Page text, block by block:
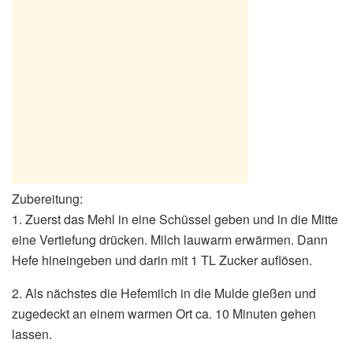
Zubereitung:
1. Zuerst das Mehl in eine Schüssel geben und in die Mitte
eine Vertiefung drücken. Milch lauwarm erwärmen. Dann
Hefe hineingeben und darin mit 1 TL Zucker auflösen.
2. Als nächstes die Hefemilch in die Mulde gießen und
zugedeckt an einem warmen Ort ca. 10 Minuten gehen
lassen.